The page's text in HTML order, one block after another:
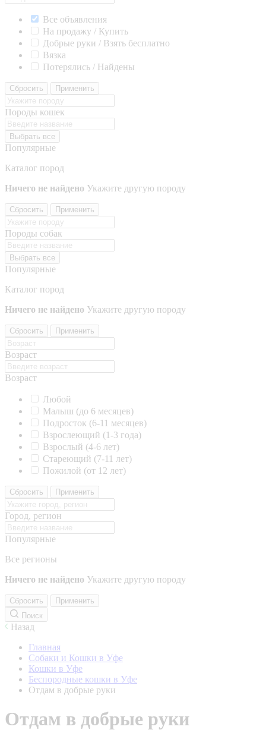
Все объявления
На продажу / Купить
Добрые руки / Взять бесплатно
Вязка
Потерялись / Найдены
Сбросить Применить
Породы кошек
Выбрать все
Популярные
Каталог пород
Ничего не найдено Укажите другую породу
Сбросить Применить
Породы собак
Выбрать все
Популярные
Каталог пород
Ничего не найдено Укажите другую породу
Сбросить Применить
Возраст
Возраст
Любой
Малыш (до 6 месяцев)
Подросток (6-11 месяцев)
Взрослеющий (1-3 года)
Взрослый (4-6 лет)
Стареющий (7-11 лет)
Пожилой (от 12 лет)
Сбросить Применить
Город, регион
Популярные
Все регионы
Ничего не найдено Укажите другую породу
Сбросить
Применить
Поиск
Назад
Главная
Собаки и Кошки в Уфе
Кошки в Уфе
Беспородные кошки в Уфе
Отдам в добрые руки
Отдам в добрые руки